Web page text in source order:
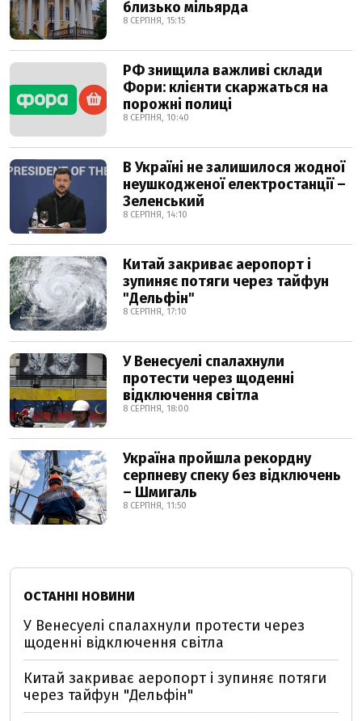
близько мільярда
8 СЕРПНЯ, 15:15
РФ знищила важливі склади
Фори: клієнти скаржаться на
порожні полиці
8 СЕРПНЯ, 10:40
В Україні не залишилося жодної
неушкодженої електростанції –
Зеленський
8 СЕРПНЯ, 14:10
Китай закриває аеропорт і
зупиняє потяги через тайфун
"Дельфін"
8 СЕРПНЯ, 17:10
У Венесуелі спалахнули
протести через щоденні
відключення світла
8 СЕРПНЯ, 18:00
Україна пройшла рекордну
серпневу спеку без відключень
– Шмигаль
8 СЕРПНЯ, 11:50
ОСТАННІ НОВИНИ
У Венесуелі спалахнули протести через
щоденні відключення світла
Китай закриває аеропорт і зупиняє потяги
через тайфун "Дельфін"